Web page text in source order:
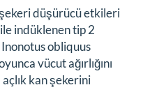
düşürücü etkileri
indüklenen tip 2
obliquus
vücut ağırlığını
kan şekerini